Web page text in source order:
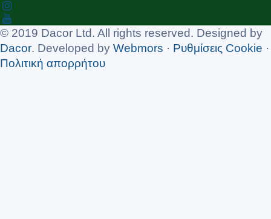
© 2019 Dacor Ltd. All rights reserved. Designed by
Dacor. Developed by Webmors · Ρυθμίσεις Cookie ·
Πολιτική απορρήτου